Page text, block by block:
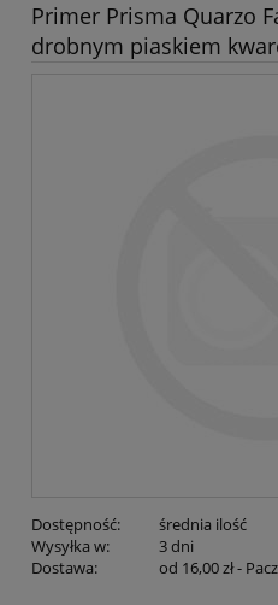
Primer Prisma Quarzo
drobnym piaskiem
Dostępność:
średnia ilość
Wysyłka w:
3 dni
Dostawa:
od 16,00 zł-
Cena nie zawiera